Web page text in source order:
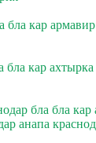
бла кар
бла кар
бла бла кар
анапа